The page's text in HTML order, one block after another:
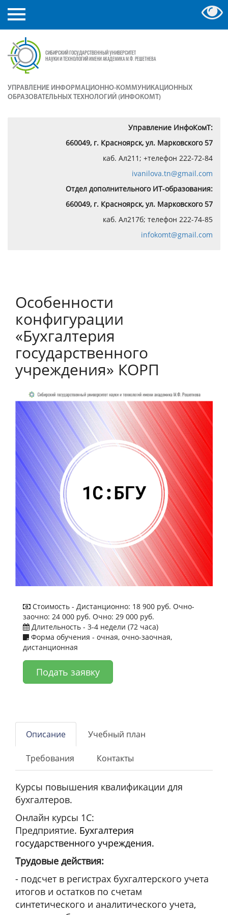
СИБИРСКИЙ ГОСУДАРСТВЕННЫЙ УНИВЕРСИТЕТ
НАУКИ И ТЕХНОЛОГИЙИМЕНИ АКАДЕМИКА М.Ф. РЕШЕТНЕВА
УПРАВЛЕНИЕ ИНФОРМАЦИОННО-КОММУНИКАЦИОННЫХ
ОБРАЗОВАТЕЛЬНЫХ ТЕХНОЛОГИЙ (ИНФОКОМТ)
Управление ИнфоКомТ:
660049, г. Красноярск, ул. Марковского 57
каб. Ал211; +телефон 222-72-84
ivanilova.tn@gmail.com
Отдел дополнительного ИТ-образования:
660049, г. Красноярск, ул. Марковского 57
каб. Ал217б; телефон 222-74-85
infokomt@gmail.com
Особенности
конфигурации
«Бухгалтерия
государственного
учреждения» КОРП
Стоимость - Дистанционно: 18 900 руб. Очно-
заочно: 24 000 руб. Очно: 29 000 руб.
Длительность - 3-4 недели (72 часа)
Форма обучения - очная, очно-заочная,
дистанционная
Подать заявку
Описание Учебный план
Требования Контакты
Курсы повышения квалификации для
бухгалтеров.
Онлайн курсы 1С:
Предприятие. Бухгалтерия
государственного учреждения.
Трудовые действия:
- подсчет в регистрах бухгалтерского учета
итогов и остатков по счетам
синтетического и аналитического учета,